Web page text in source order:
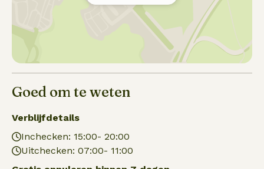
Goed om te weten
Verblijfdetails
Inchecken: 15:00- 20:00
Uitchecken: 07:00- 11:00